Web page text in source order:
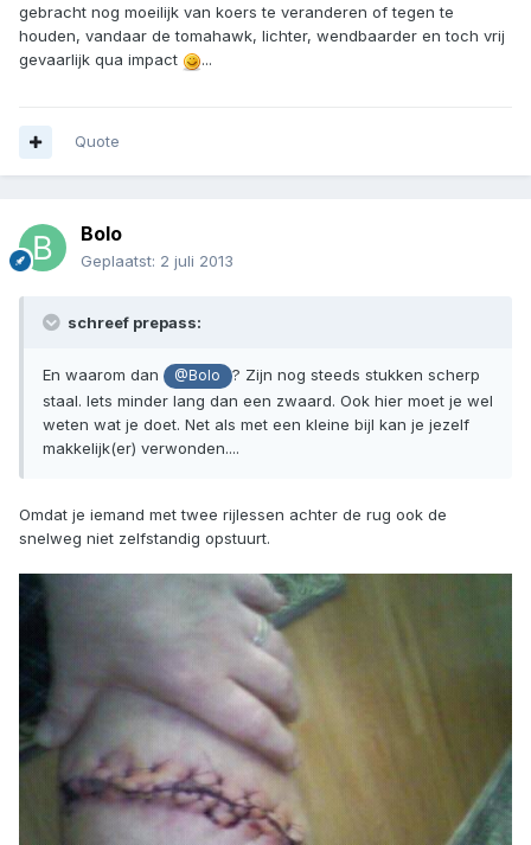
gebracht nog moeilijk van koers te veranderen of tegen te
houden, vandaar de tomahawk, lichter, wendbaarder en toch vrij
gevaarlijk qua impact
...
Quote
Bolo
Geplaatst: 2 juli 2013
schreef prepass:
En waarom dan @Bolo
? Zijn nog steeds stukken scherp
staal. Iets minder lang dan een zwaard. Ook hier moet je wel
weten wat je doet. Net als met een kleine bijl kan je jezelf
makkelijk(er) verwonden....
Omdat je iemand met twee rijlessen achter de rug ook de
snelweg niet zelfstandig opstuurt.